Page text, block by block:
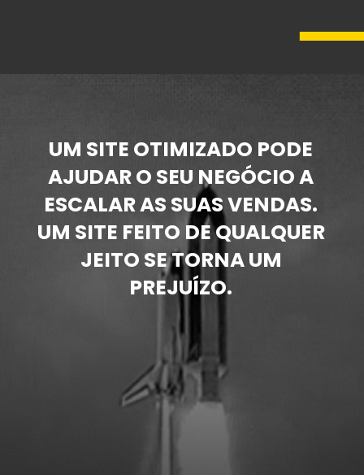
UM SITE OTIMIZADO PODE
AJUDAR O SEU NEGÓCIO A
ESCALAR AS SUAS VENDAS.
UM SITE FEITO DE QUALQUER
JEITO SE TORNA UM
PREJUÍZO.